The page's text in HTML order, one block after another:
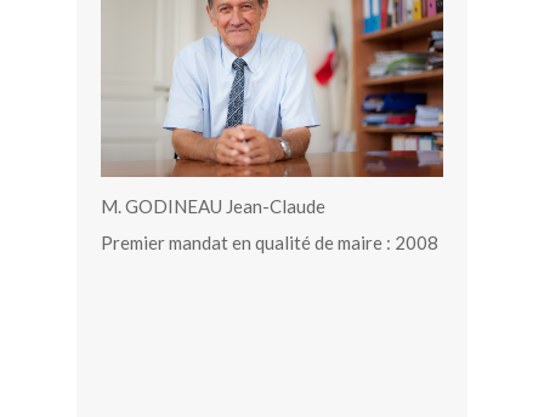
M. GODINEAU Jean-Claude
Premier mandat en qualité de maire : 2008